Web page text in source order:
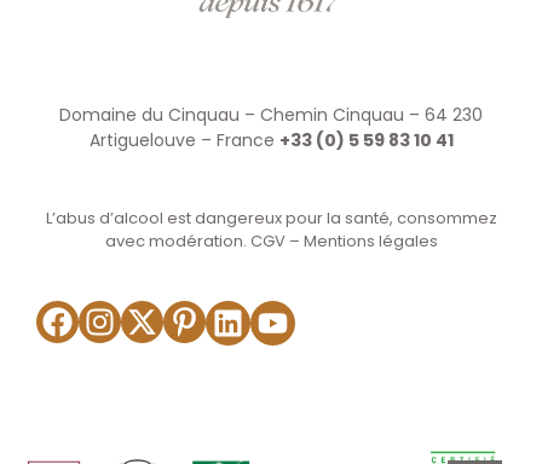
Domaine du Cinquau – Chemin Cinquau – 64 230
Artiguelouve – France +33 (0) 5 59 83 10 41
L’abus d’alcool est dangereux pour la santé, consommez
avec modération. CGV– Mentions légales